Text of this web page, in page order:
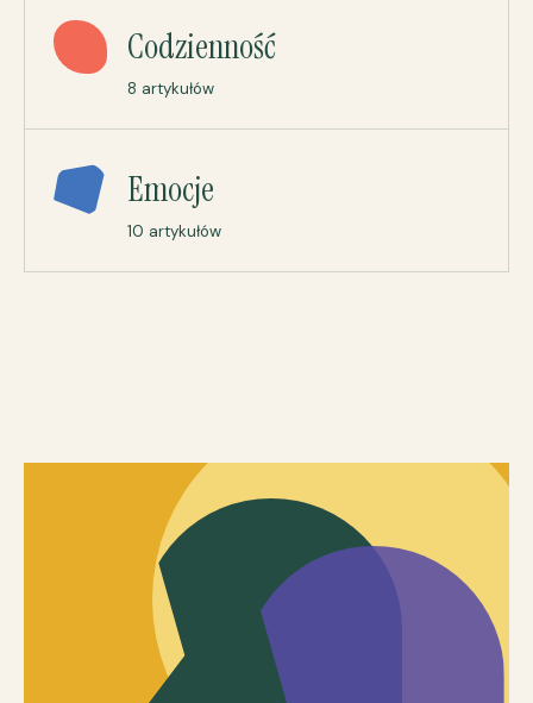
Codzienność
8 artykułów
Emocje
10 artykułów